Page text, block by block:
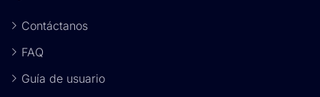
Contáctanos
FAQ
Guía de usuario